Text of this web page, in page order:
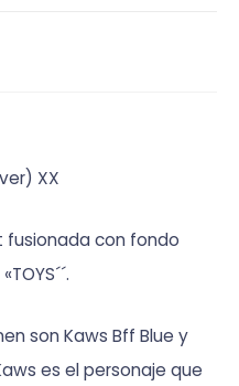
XX
fusionada con fondo
son Kaws Bff Blue y
es el personaje que